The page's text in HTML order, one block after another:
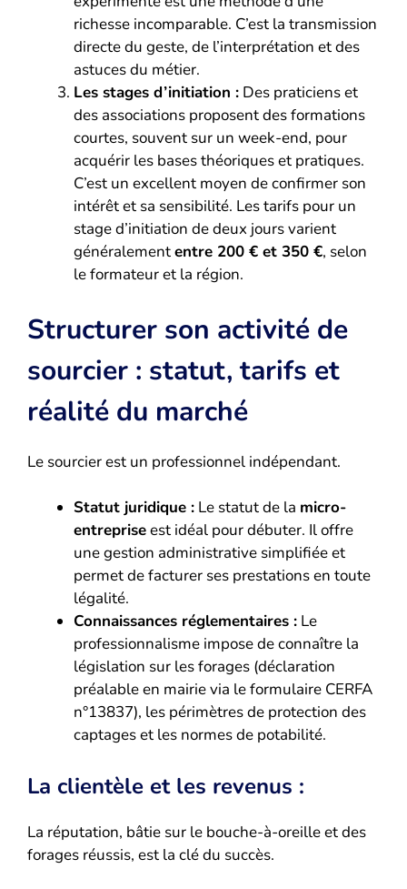
richesse incomparable. C’est la transmission
directe du geste, de l’interprétation et des
astuces du métier.
Les stages d’initiation : Des praticiens et
des associations proposent des formations
courtes, souvent sur un week-end, pour
acquérir les bases théoriques et pratiques.
C’est un excellent moyen de confirmer son
intérêt et sa sensibilité. Les tarifs pour un
stage d’initiation de deux jours varient
généralemententre 200 € et 350 €, selon
le formateur et la région.
Structurer son activité de
sourcier : statut, tarifs et
réalité du marché
Le sourcier est un professionnel indépendant.
Statut juridique : Le statut de la micro-
entrepriseest idéal pour débuter. Il offre
une gestion administrative simplifiée et
permet de facturer ses prestations en toute
légalité.
Connaissances réglementaires : Le
professionnalisme impose de connaître la
législation sur les forages (déclaration
préalable en mairie via le formulaire CERFA
n°13837), les périmètres de protection des
captages et les normes de potabilité.
La clientèle et les revenus :
La réputation, bâtie sur le bouche-à-oreille et des
forages réussis, est la clé du succès.